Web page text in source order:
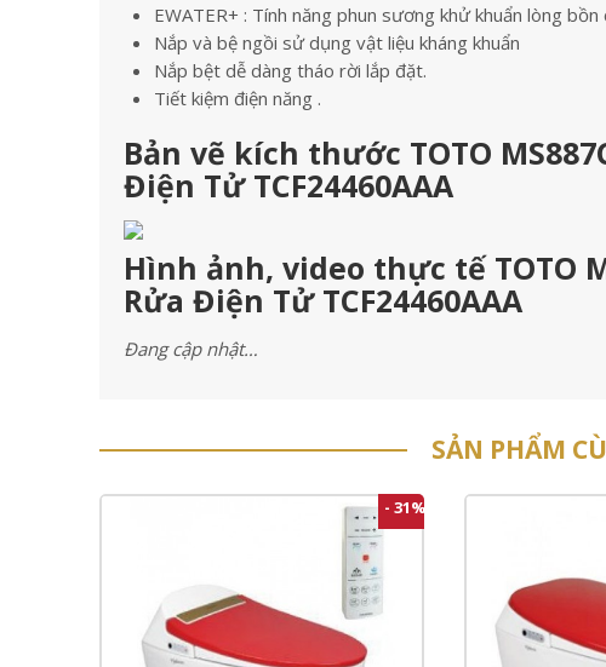
EWATER+ : Tính năng phun sương khử khuẩn lòng
Nắp và bệ ngồi sử dụng vật liệu kháng khuẩn
Nắp bệt dễ dàng tháo rời lắp đặt.
Tiết kiệm điện năng .
Bản vẽ kích thước TOTO
Điện Tử TCF24460AAA
Hình ảnh, video thực tế TOTO
Rửa Điện Tử TCF24460AAA
Đang cập nhật…
SẢN PHẨM
- 31%